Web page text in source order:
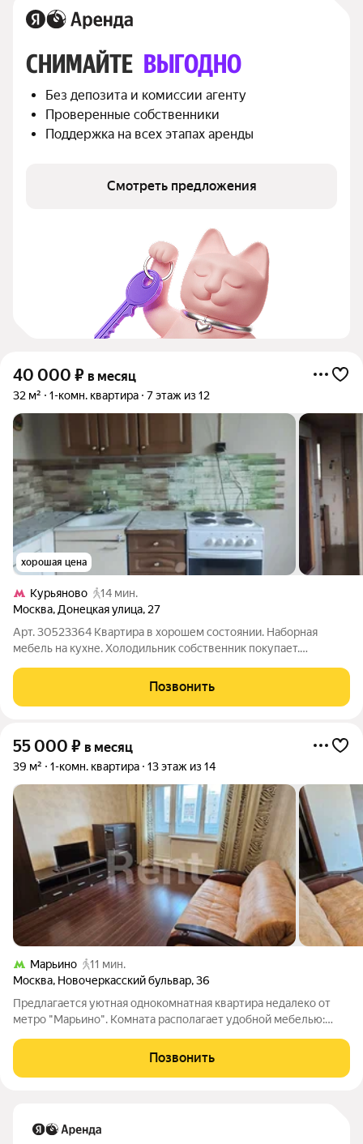
СНИМАЙТЕ ВЫГОДНО
Без депозита и комиссии агенту
Проверенные собственники
Поддержка на всех этапах аренды
Смотреть предложения
40 000 ₽ в месяц
32 м² 1-комн. квартира 7 этаж из 12
хорошая цена
Курьяново
14 мин.
Москва, Донецкая улица, 27
Арт. 30523364 Квартира в хорошем состоянии. Наборная
мебель на кухне. Холодильник собственник покупает.
покупает. Раздельный санузел. Два балкона-не застекленных.
Без животных.
Позвонить
55 000 ₽ в месяц
39 м² 1-комн. квартира 13 этаж из 14
Марьино
11 мин.
Москва, Новочеркасский бульвар,36
Предлагается уютная однокомнатная квартира недалеко от
метро "Марьино". Комната располагает удобной мебелью:
гарнитур оснащен бытовой техникой, включая духовую печь.
Санузел раздельный.
Позвонить